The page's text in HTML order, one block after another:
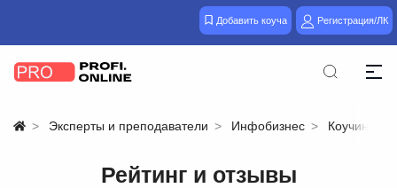
Добавить коуча Регистрация/ЛК
Эксперты и преподаватели Инфобизнес Коучинг
Рейтинг и отзывы